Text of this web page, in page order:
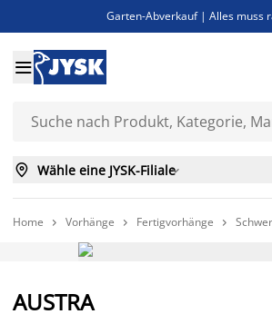
Garten-Abverkauf | Alles muss
Bist du Unternehmer? Entdecke
Esszimmerstuhl ADSLEV um nur

 Wähle eine JYSK-Filiale
Home  Vorhänge  Fertigvorhänge 
AUSTRA